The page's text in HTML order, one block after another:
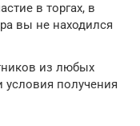
в торгах, в
вы не находился
из любых
условия получения